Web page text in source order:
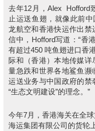
去年12月，Alex Hofford
止运送鱼翅，就像此前
龙航空和香港快运作出
信中，Hofford写道：“香
有超过450 吨鱼翅进口香
际和（香港）本地传媒
量急跌和世界各地鲨鱼
运送业务与中国政府的
“生态文明建设”的理念。”
今年7月，香港海关在全
海运集团有限公司的货轮